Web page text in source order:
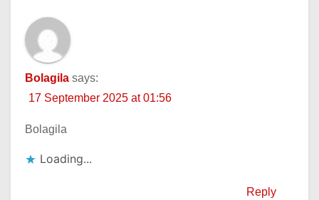
Bolagila says:
17 September 2025 at 01:56
Bolagila
Loading...
Reply